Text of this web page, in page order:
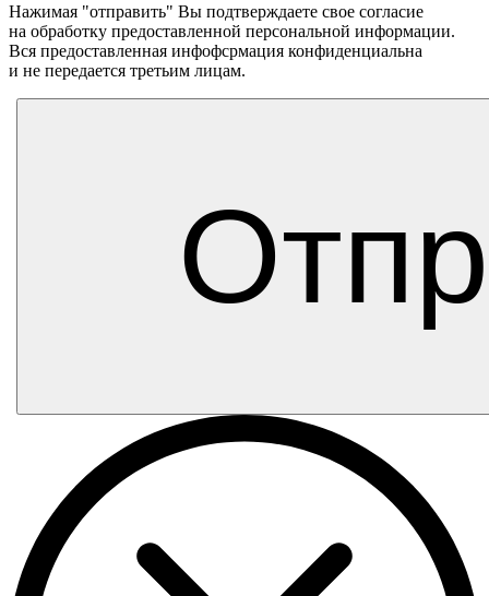
Нажимая "отправить" Вы подтверждаете свое согласие
на обработку предоставленной персональной информации.
Вся предоставленная инфофсрмация конфиденциальна
и не передается третьим лицам.